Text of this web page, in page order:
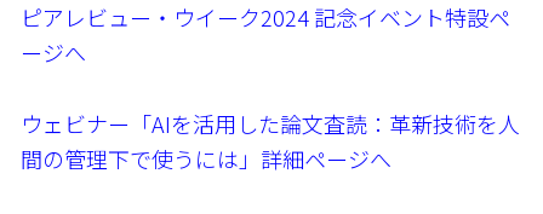
ピアレビュー・ウイーク2024 記念イベント特設ペ
ージへ
ウェビナー「AIを活用した論文査読：革新技術を人
間の管理下で使うには」詳細ページへ